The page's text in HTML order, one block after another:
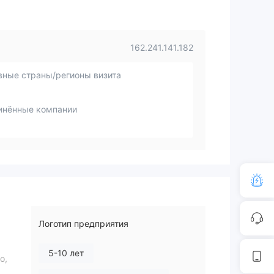
162.241.141.182
страны/регионы визита
компании
Логотип предприятия
5-10 лет